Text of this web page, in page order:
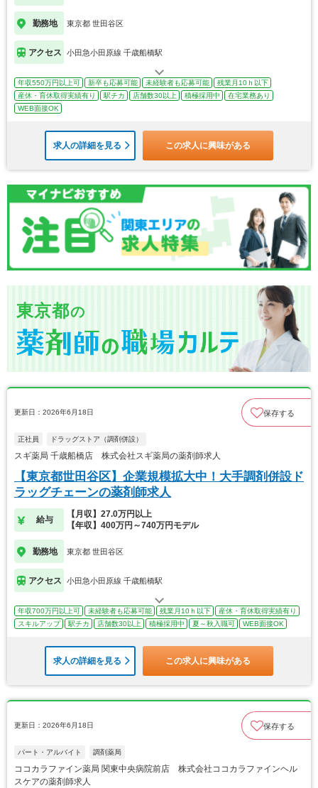
勤務地 東京都 世田谷区
アクセス 小田急小田原線 千歳船橋駅
年収550万円以上可 新卒も応募可能 未経験者も応募可能
残業月10ｈ以下
産休・育休取得実績有り
駅チカ 店舗数30以上 積極採用中
在宅業務あり
WEB面接OK
求人の詳細を見る この求人に興味がある
東京都の
更新日：2026年6月18日 保存する
正社員 ドラッグストア（調剤併設）
スギ薬局 千歳船橋店 株式会社スギ薬局の薬剤師求人
【東京都世田谷区】企業規模拡大中！大手調剤併設ド
ラッグチェーンの薬剤師求人
給与
【月収】27.0万円以上
【年収】400万円～740万円モデル
勤務地 東京都 世田谷区
アクセス 小田急小田原線 千歳船橋駅
年収700万円以上可 未経験者も応募可能 残業月10ｈ以下
産休・育休取得実績有り
スキルアップ
駅チカ 店舗数30以上 積極採用中 夏～秋入職可 WEB面接OK
求人の詳細を見る この求人に興味がある
更新日：2026年6月18日 保存する
パート・アルバイト 調剤薬局
ココカラファイン薬局 関東中央病院前店 株式会社ココカラファインヘル
スケアの薬剤師求人